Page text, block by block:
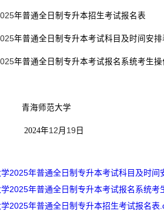
年普通全日制专升本招生考试报名表
年普通全日制专升本考试科目及时间安排
年普通全日制专升本考试报名系统考生操
青海师范大学
2024年12 月 19 日
2025年普通全日制专升本考试科目及时间
2025年普通全日制专升本考试报名系统考
2025年普通全日制专升本招生考试报名表